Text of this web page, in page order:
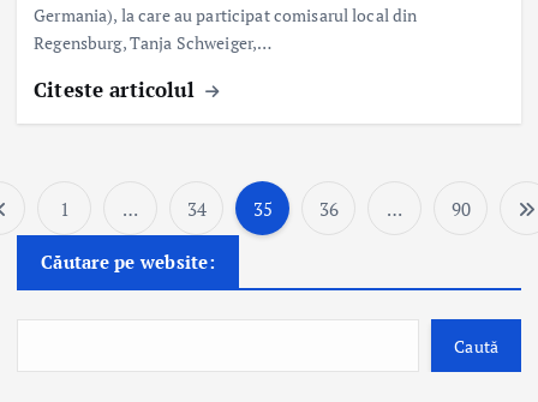
Germania), la care au participat comisarul local din
Regensburg, Tanja Schweiger,…
Citeste articolul
P
a
g
i
1 … 34 35 36 … 90
Căutare pe website:
Caută